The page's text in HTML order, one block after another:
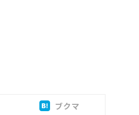
ブクマ